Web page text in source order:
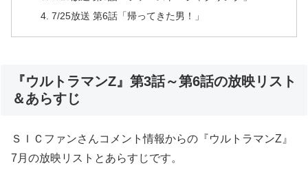
7/25放送 第6話「帰ってきた男！」
『ウルトラマンZ』第3話～第6話の放映リスト
＆あらすじ
ＳＩＣファンさんコメント情報からの『ウルトラマンZ』
7月の放映リストとあらすじです。